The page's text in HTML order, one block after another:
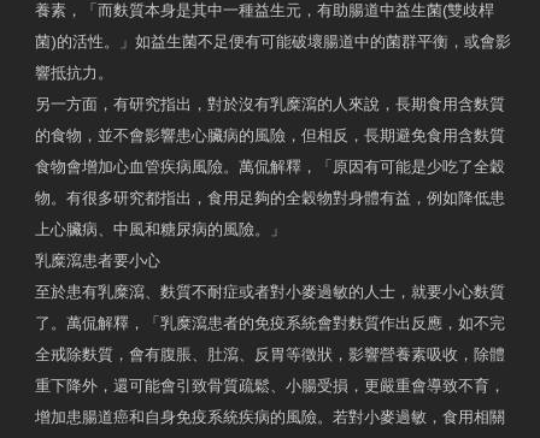
養素，「而麩質本身是其中一種益生元，有助腸道中益生菌(雙歧桿
菌)的活性。」如益生菌不足便有可能破壞腸道中的菌群平衡，或會影
響抵抗力。
另一方面，有研究指出，對於沒有乳糜瀉的人來說，長期食用含麩質
的食物，並不會影響患心臟病的風險，但相反，長期避免食用含麩質
食物會增加心血管疾病風險。萬侃解釋，「原因有可能是少吃了全穀
物。有很多研究都指出，食用足夠的全穀物對身體有益，例如降低患
上心臟病、中風和糖尿病的風險。」
乳糜瀉患者要小心
至於患有乳糜瀉、麩質不耐症或者對小麥過敏的人士，就要小心麩質
了。萬侃解釋，「乳糜瀉患者的免疫系統會對麩質作出反應，如不完
全戒除麩質，會有腹脹、肚瀉、反胃等徵狀，影響營養素吸收，除體
重下降外，還可能會引致骨質疏鬆、小腸受損，更嚴重會導致不育，
增加患腸道癌和自身免疫系統疾病的風險。若對小麥過敏，食用相關